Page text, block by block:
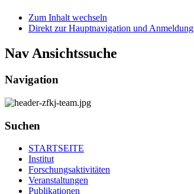
Zum Inhalt wechseln
Direkt zur Hauptnavigation und Anmeldung
Nav Ansichtssuche
Navigation
Suchen
STARTSEITE
Institut
Forschungsaktivitäten
Veranstaltungen
Publikationen